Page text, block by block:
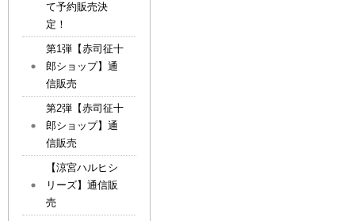
て予約販売決
定！
第1弾【赤司征十
郎ショップ】通
信販売
第2弾【赤司征十
郎ショップ】通
信販売
【涼宮ハルヒシ
リーズ】通信販
売